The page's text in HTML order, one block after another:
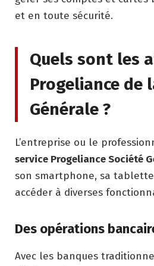
et en toute sécurité.
Quels sont les
Progeliance de
Générale ?
L’entreprise ou le
service Progeliance Société
son smartphone, sa
accéder à diverses
Des opérations
Avec les banques